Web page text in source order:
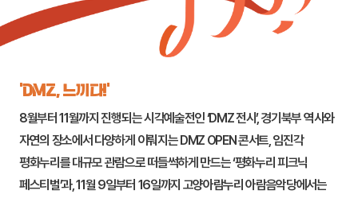
‘DMZ, 느끼다!’
8월부터 11월까지 진행되는 시각예술전인 ‘DMZ 전시’, 경기북부 역사와
자연의 장소에서 다양하게 이뤄지는 DMZ OPEN 콘서트, 임진각
평화누리를 대규모 관람으로 떠들썩하게 만드는 ‘평화누리 피크닉
페스티벌’과, 11월 9일부터 16일까지 고양아람누리 아람음악당에서는